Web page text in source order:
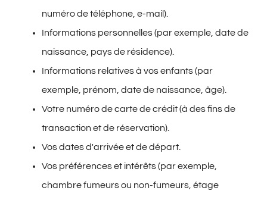
numéro de téléphone, e-mail).
Informations personnelles (par exemple, date de
naissance, pays de résidence).
Informations relatives à vos enfants (par
exemple, prénom, date de naissance, âge).
Votre numéro de carte de crédit (à des fins de
transaction et de réservation).
Vos dates d'arrivée et de départ.
Vos préférences et intérêts (par exemple,
chambre fumeurs ou non-fumeurs, étage